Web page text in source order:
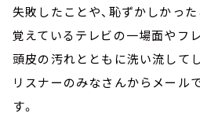
失敗したことや、恥ずかしかっ
覚えているテレビの一場面やフ
頭皮の汚れとともに洗い流して
リスナーのみなさんからメール
す。